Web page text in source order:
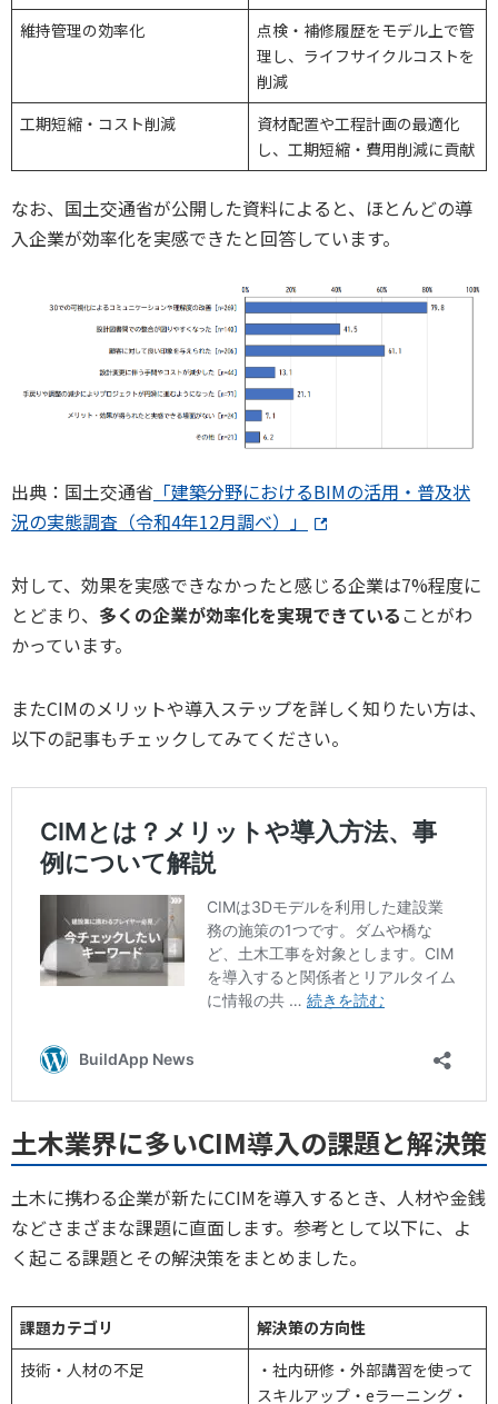
維持管理の効率化
点検・補修履歴をモデル上で管
理し、ライフサイクルコストを
削減
工期短縮・コスト削減
資材配置や工程計画の最適化
し、工期短縮・費用削減に貢献
なお、国土交通省が公開した資料によると、ほとんどの導
入企業が効率化を実感できたと回答しています。
出典：国土交通省 「建築分野におけるBIMの活用・普及状
況の実態調査（令和4年12月調べ）」
対して、効果を実感できなかったと感じる企業は7%程度に
とどまり、 多くの企業が効率化を実現できている ことがわ
かっています。
またCIMのメリットや導入ステップを詳しく知りたい方は、
以下の記事もチェックしてみてください。
土木業界に多いCIM導入の課題と解決策
土木に携わる企業が新たにCIMを導入するとき、人材や金銭
などさまざまな課題に直面します。参考として以下に、よ
く起こる課題とその解決策をまとめました。
課題カテゴリ
解決策の方向性
技術・人材の不足
・社内研修・外部講習を使って
スキルアップ・eラーニング・